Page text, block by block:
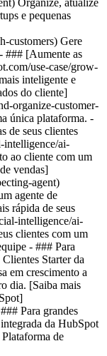
Organize, atualize
e pequenas
customers) Gere
### [Aumente as
use-case/grow-
inteligente e
do cliente]
organize-customer-
única plataforma. -
de seus clientes
intelligence/ai-
ao cliente com um
vendas]
agent)
agente de
rápida de seus
intelligence/ai-
clientes com um
- ### Para
Starter da
em crescimento a
dia. [Saiba mais
Para grandes
da HubSpot
de